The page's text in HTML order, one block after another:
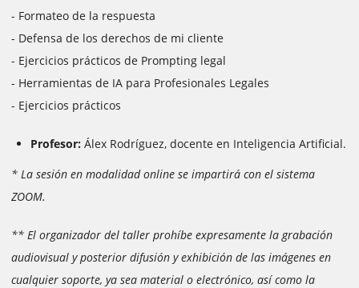
- Formateo de la respuesta
- Defensa de los derechos de mi cliente
- Ejercicios prácticos de Prompting legal
- Herramientas de IA para Profesionales Legales
- Ejercicios prácticos
Profesor: Álex Rodríguez, docente en Inteligencia Artificial.
* La sesión en modalidad online se impartirá con el sistema
ZOOM.
** El organizador del taller prohíbe expresamente la grabación
audiovisual y posterior difusión y exhibición de las imágenes en
cualquier soporte, ya sea material o electrónico, así como la